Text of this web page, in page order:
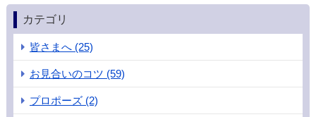
カテゴリ
皆さまへ (25)
お見合いのコツ (59)
プロポーズ (2)